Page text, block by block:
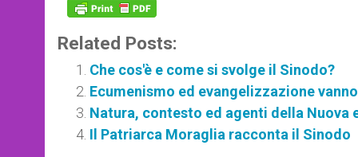
Related Posts:
Che cos'è e come si svolge il Sinodo?
Ecumenismo ed evangelizzazione
Natura, contesto ed agenti della Nuova
Il Patriarca Moraglia racconta il Sinodo